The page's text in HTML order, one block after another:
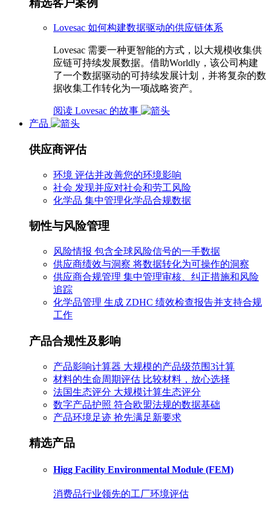
Lovesac 如何构建数据驱动的供应链体系
Lovesac 需要一种更智能的方式，以大规模收集供
应链可持续发展数据。借助Worldly，该公司构建
了一个数据驱动的可持续发展计划，并将复杂的数
据收集工作转化为一项战略资产。
阅读 Lovesac 的故事
产品
供应商评估
环境 评估并改善您的环境影响
社会 发现并应对社会和劳工风险
化学品 集中管理化学品合规数据
韧性与风险管理
风险情报 包含全球风险信号的一手数据
供应商绩效与洞察 将数据转化为可操作的洞察
供应商合规管理 集中管理审核、纠正措施和风险
追踪
化学品管理 生成 ZDHC 绩效检查报告并支持合规
工作
产品合规性及影响
产品影响计算器 大规模的产品级范围3计算
材料的生命周期评估 比较材料，放心选择
法国生态评分 大规模计算生态评分
数字产品护照 符合欧盟法规的数据基础
产品环境足迹 抢先满足新要求
精选产品
Higg Facility Environmental Module (FEM)
消费品行业领先的工厂环境评估